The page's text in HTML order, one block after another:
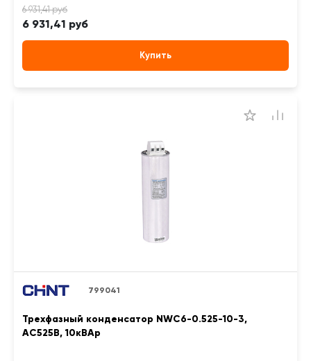
6 931,41 руб
Купить
799041
Трехфазный конденсатор NWC6-0.525-10-3,
АС525В, 10кВАр